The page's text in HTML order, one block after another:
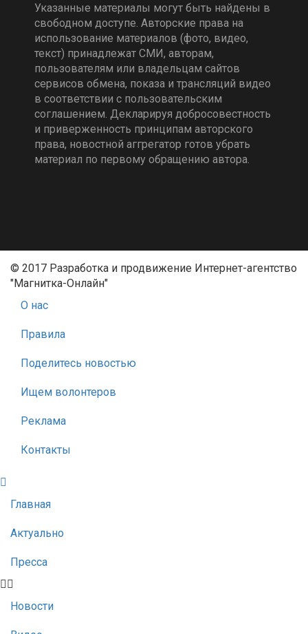
Указанные материалы могут быть найдены в
свободном доступе. Авторские права на
использование материалов (фото, видео,
текст) принадлежат СМИ, авторам,
пользователям или владельцам сайтов
сервисов обмена, показа и трансляций видео
в соответствии с пользовательским
соглашением. Декларируя добросовестность
и приверженность принципам авторского
права, новостной аггрегатор готов убрать
материал по первому обращению автора.
© 2017 Разработка и продвижение Интернет-агентство
"Магнитка-Онлайн"
О нас
Правила
Поделитесь новостью
Ищем волонтеров
Реклама
Контакты
Главная
Актуально
Пресса
Новости